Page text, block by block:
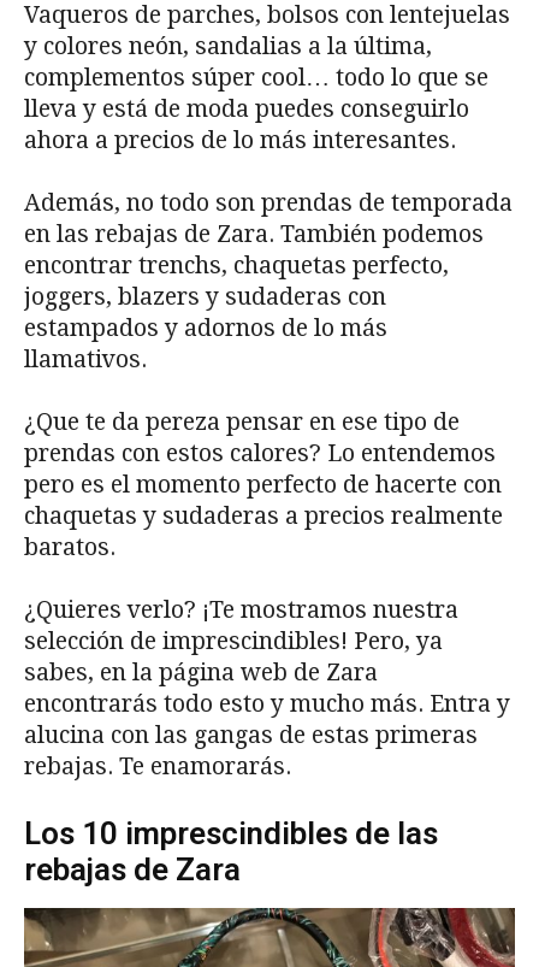
Vaqueros de parches, bolsos con lentejuelas
y colores neón, sandalias a la última,
complementos súper cool… todo lo que se
lleva y está de moda puedes conseguirlo
ahora a precios de lo más interesantes.
Además, no todo son prendas de temporada
en las rebajas de Zara. También podemos
encontrar trenchs, chaquetas perfecto,
joggers, blazers y sudaderas con
estampados y adornos de lo más
llamativos.
¿Que te da pereza pensar en ese tipo de
prendas con estos calores? Lo entendemos
pero es el momento perfecto de hacerte con
chaquetas y sudaderas a precios realmente
baratos.
¿Quieres verlo? ¡Te mostramos nuestra
selección de imprescindibles! Pero, ya
sabes, en la página web de Zara
encontrarás todo esto y mucho más. Entra y
alucina con las gangas de estas primeras
rebajas. Te enamorarás.
Los 10 imprescindibles de las
rebajas de Zara